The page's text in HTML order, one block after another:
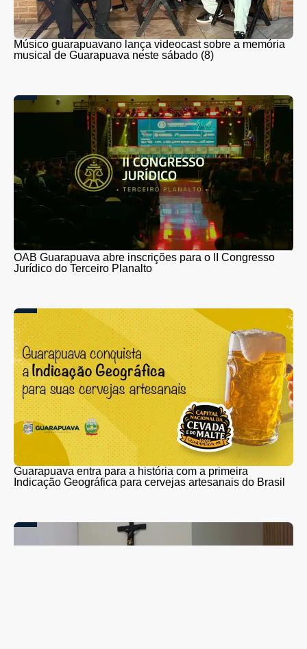
Músico guarapuavano lança videocast sobre a memória
musical de Guarapuava neste sábado (8)
OAB Guarapuava abre inscrições para o II Congresso
Jurídico do Terceiro Planalto
Guarapuava entra para a história com a primeira
Indicação Geográfica para cervejas artesanais do Brasil